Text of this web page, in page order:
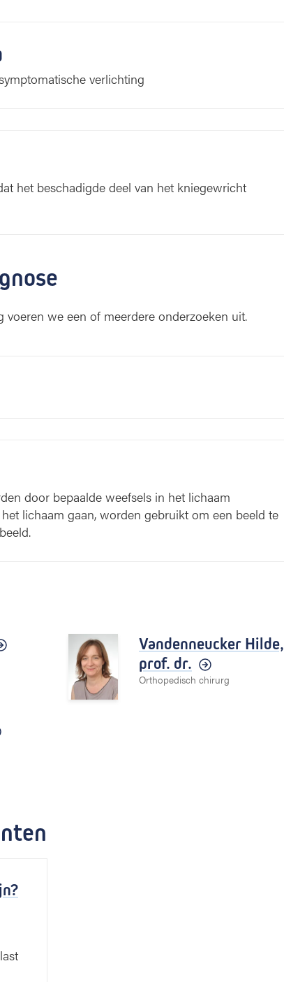
verlichting
het beschadigde deel van het kniegewricht
voeren we een of meerdere onderzoeken uit.
door bepaalde weefsels in het lichaam
lichaam gaan, worden gebruikt om een beeld te
Vandenneucker Hilde,
prof. dr.
Orthopedisch chirurg